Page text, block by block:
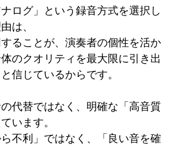
ナログ」という録音方式を選択し
は、
ることが、演奏者の個性を活か
のクオリティを最大限に引き出
信じているからです。
代替ではなく、明確な「高音質
います。
不利」ではなく、
「良い音を確